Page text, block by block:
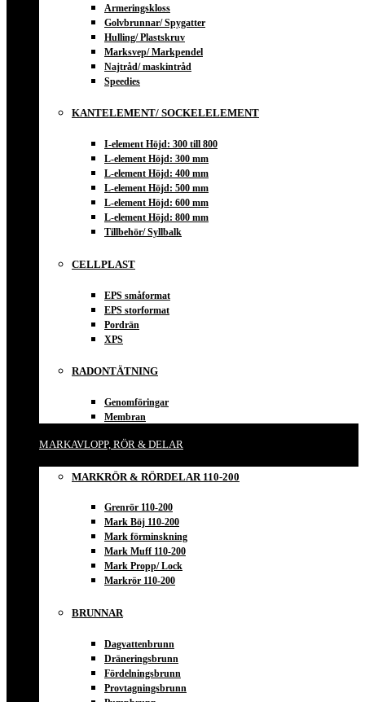
Armeringskloss
Golvbrunnar/ Spygatter
Hulling/ Plastskruv
Marksvep/ Markpendel
Najtråd/ maskintråd
Speedies
KANTELEMENT/ SOCKELELEMENT
I-element Höjd: 300 till 800
L-element Höjd: 300 mm
L-element Höjd: 400 mm
L-element Höjd: 500 mm
L-element Höjd: 600 mm
L-element Höjd: 800 mm
Tillbehör/ Syllbalk
CELLPLAST
EPS småformat
EPS storformat
Pordrän
XPS
RADONTÄTNING
Genomföringar
Membran
MARKAVLOPP, RÖR & DELAR
MARKRÖR & RÖRDELAR 110-200
Grenrör 110-200
Mark Böj 110-200
Mark förminskning
Mark Muff 110-200
Mark Propp/ Lock
Markrör 110-200
BRUNNAR
Dagvattenbrunn
Dräneringsbrunn
Fördelningsbrunn
Provtagningsbrunn